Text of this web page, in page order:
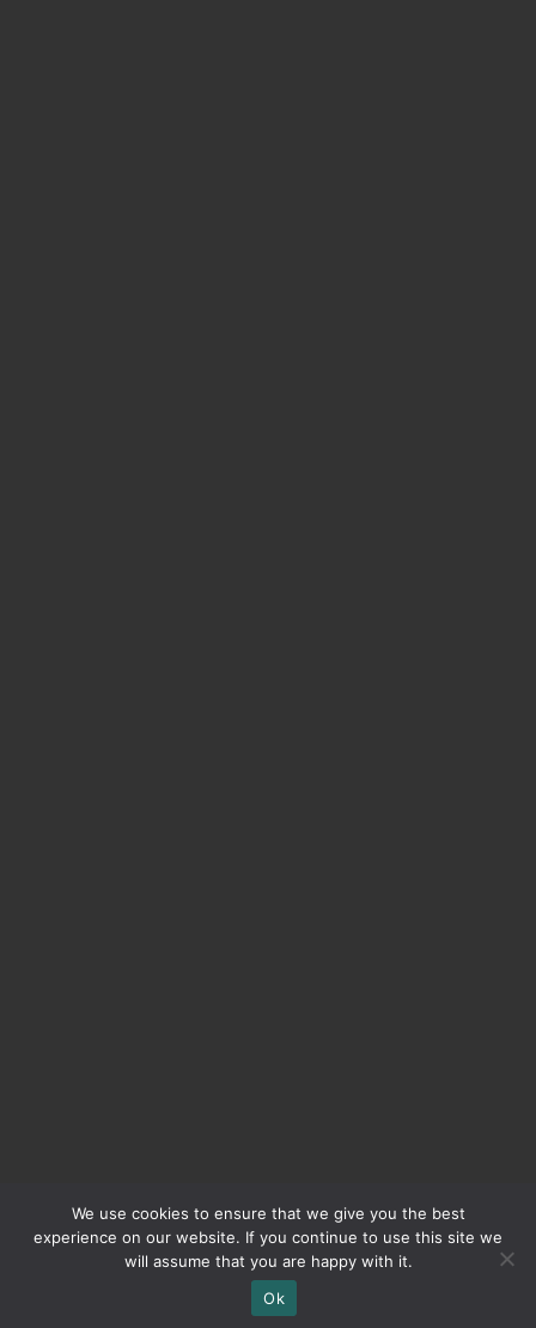
We use cookies to ensure that we give you the best
experience on our website. If you continue to use this site we
will assume that you are happy with it.
Ok